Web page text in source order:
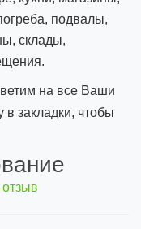
подвалы,
склады,
на все Ваши
в закладки, чтобы